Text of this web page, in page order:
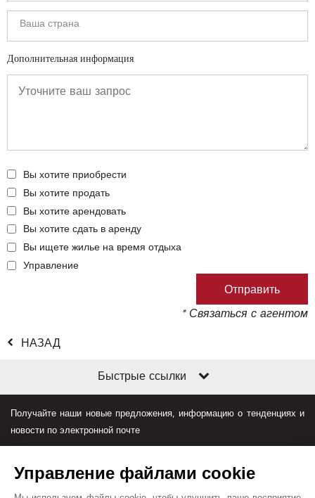
Дополнительная информация
Вы хотите приобрести
Вы хотите продать
Вы хотите арендовать
Вы хотите сдать в аренду
Вы ищете жилье на время отдыха
Управление
* Связаться с агентом
НАЗАД
Быстрые ссылки
Получайте наши новые предложения, информацию о тенденциях и
новости по электронной почте
Управление файлами cookie